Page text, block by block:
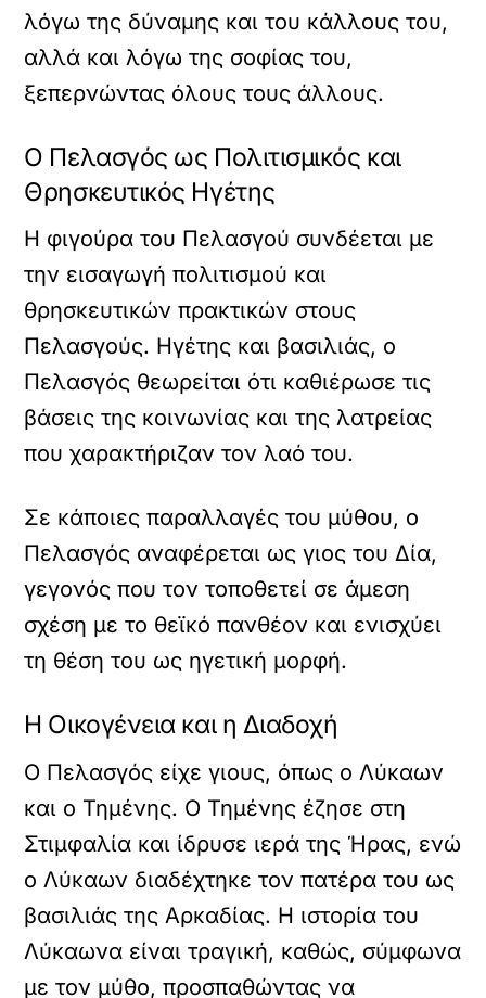
λόγω της δύναμης και του κάλλους του,
αλλά και λόγω της σοφίας του,
ξεπερνώντας όλους τους άλλους.
Ο Πελασγός ως Πολιτισμικός και
Θρησκευτικός Ηγέτης
Η φιγούρα του Πελασγού συνδέεται με
την εισαγωγή πολιτισμού και
θρησκευτικών πρακτικών στους
Πελασγούς. Ηγέτης και βασιλιάς, ο
Πελασγός θεωρείται ότι καθιέρωσε τις
βάσεις της κοινωνίας και της λατρείας
που χαρακτήριζαν τον λαό του.
Σε κάποιες παραλλαγές του μύθου, ο
Πελασγός αναφέρεται ως γιος του Δία,
γεγονός που τον τοποθετεί σε άμεση
σχέση με το θεϊκό πανθέον και ενισχύει
τη θέση του ως ηγετική μορφή.
Η Οικογένεια και η Διαδοχή
Ο Πελασγός είχε γιους, όπως ο Λύκαων
και ο Τημένης. Ο Τημένης έζησε στη
Στιμφαλία και ίδρυσε ιερά της Ήρας, ενώ
ο Λύκαων διαδέχτηκε τον πατέρα του ως
βασιλιάς της Αρκαδίας. Η ιστορία του
Λύκαωνα είναι τραγική, καθώς, σύμφωνα
με τον μύθο, προσπαθώντας να